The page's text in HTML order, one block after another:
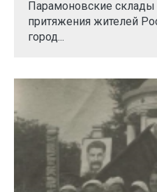
Парамоновские склады
притяжения жителей
город...